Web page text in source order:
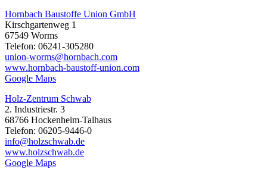
Hornbach Baustoffe Union GmbH
Kirschgartenweg 1
67549 Worms
Telefon: 06241-305280
union-worms@hornbach.com
www.hornbach-baustoff-union.com
Google Maps
Holz-Zentrum Schwab
2. Industriestr. 3
68766 Hockenheim-Talhaus
Telefon: 06205-9446-0
info@holzschwab.de
www.holzschwab.de
Google Maps